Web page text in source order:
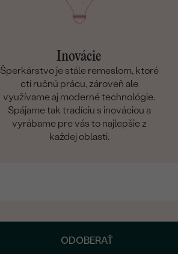
Inovácie
Šperkárstvo je stále remeslom, ktoré
ctí ručnú prácu, zároveň ale
využívame aj moderné technológie.
Spájame tak tradíciu s inováciou a
vyrábame pre vás to najlepšie z
každej oblasti.
ODOBERAŤ